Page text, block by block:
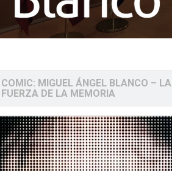
COMIC: MIGUEL ÁNGEL BLANCO – LA
FUERZA DE LA MEMORIA